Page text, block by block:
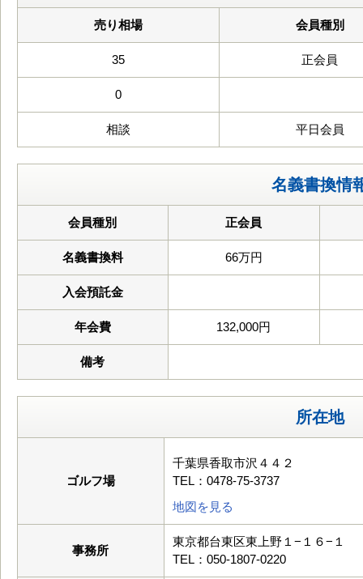
売り相場 会員種別
35 正会員
0
相談 平日会員
名義書換情
会員種別 正会員
名義書換料 66万円
入会預託金
年会費 132,000円
備考
所在地
ゴルフ場
千葉県香取市沢４４２
TEL：0478-75-3737
地図を見る
事務所
東京都台東区東上野１−１６−１
TEL：050-1807-0220